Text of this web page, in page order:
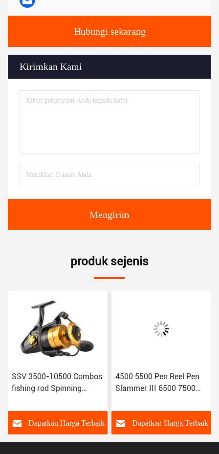
Hubungi sekarang
Kirimkan Kami
Mengirim
produk sejenis
SSV 3500-10500 Combos
fishing rod Spinning
Metal Body
Dapatkan Harga Terbaik
4500 5500 Pen Reel Pen
Slammer III 6500 7500
Dapatkan Harga Terbaik